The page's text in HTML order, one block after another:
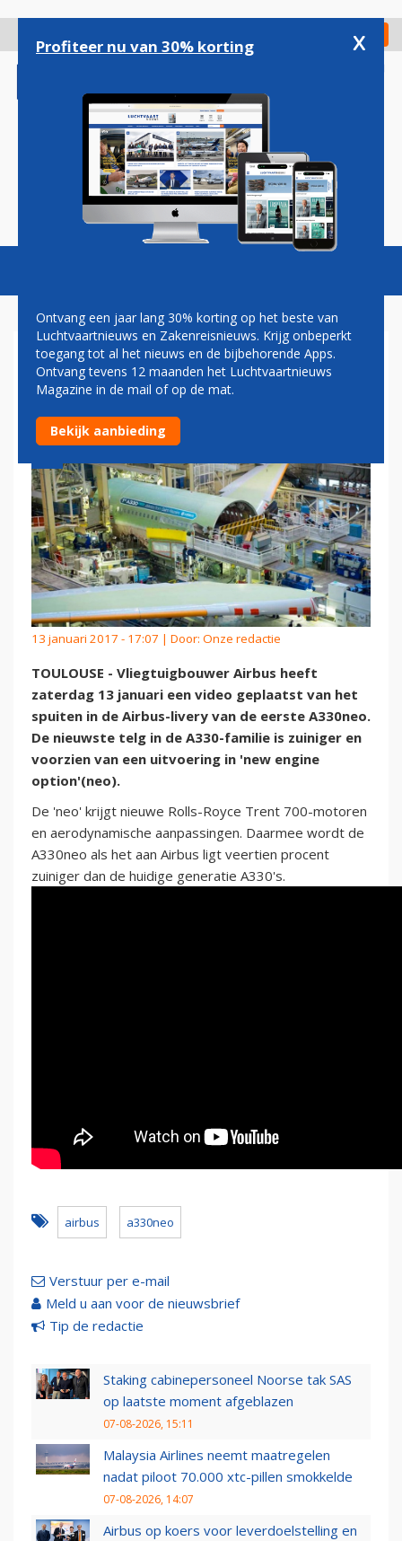
gaan
Check in
Magazine Podcasts Vacatures
AIRBUS VOORZIET EERSTE
A330NEO VAN SPUITLAAG
13 januari 2017 - 17:07 | Door: Onze redactie
TOULOUSE - Vliegtuigbouwer Airbus heeft
zaterdag 13 januari een video geplaatst van het
spuiten in de Airbus-livery van de eerste A330neo.
De nieuwste telg in de A330-familie is zuiniger en
voorzien van een uitvoering in 'new engine
option'(neo).
De 'neo' krijgt nieuwe Rolls-Royce Trent 700-motoren
en aerodynamische aanpassingen. Daarmee wordt de
A330neo als het aan Airbus ligt veertien procent
zuiniger dan de huidige generatie A330's.
airbus a330neo
Verstuur per e-mail
Meld u aan voor de nieuwsbrief
Tip de redactie
Staking cabinepersoneel Noorse tak SAS
op laatste moment afgeblazen
07-08-2026, 15:11
Malaysia Airlines neemt maatregelen
nadat piloot 70.000 xtc-pillen smokkelde
07-08-2026, 14:07
Airbus op koers voor leverdoelstelling en
Profiteer nu van 30% korting x
Ontvang een jaar lang 30% korting op het beste van
Luchtvaartnieuws en Zakenreisnieuws. Krijg onbeperkt
toegang tot al het nieuws en de bijbehorende Apps.
Ontvang tevens 12 maanden het Luchtvaartnieuws
Magazine in de mail of op de mat.
Bekijk aanbieding